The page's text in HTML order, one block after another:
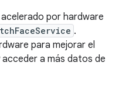
por hardware
.
para mejorar el
a más datos de